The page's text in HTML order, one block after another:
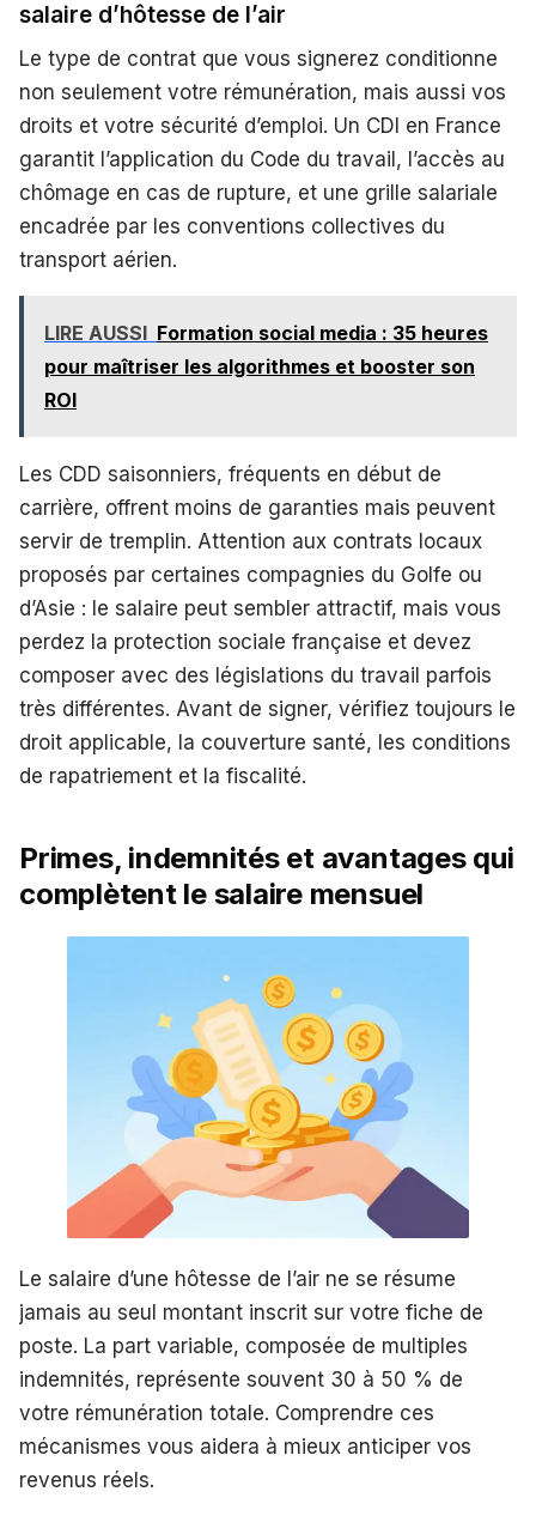
salaire d’hôtesse de l’air
Le type de contrat que vous signerez conditionne
non seulement votre rémunération, mais aussi vos
droits et votre sécurité d’emploi. Un CDI en France
garantit l’application du Code du travail, l’accès au
chômage en cas de rupture, et une grille salariale
encadrée par les conventions collectives du
transport aérien.
LIRE AUSSI Formation social media : 35 heures
pour maîtriser les algorithmes et booster son
ROI
Les CDD saisonniers, fréquents en début de
carrière, offrent moins de garanties mais peuvent
servir de tremplin. Attention aux contrats locaux
proposés par certaines compagnies du Golfe ou
d’Asie : le salaire peut sembler attractif, mais vous
perdez la protection sociale française et devez
composer avec des législations du travail parfois
très différentes. Avant de signer, vérifiez toujours le
droit applicable, la couverture santé, les conditions
de rapatriement et la fiscalité.
Primes, indemnités et avantages qui
complètent le salaire mensuel
Le salaire d’une hôtesse de l’air ne se résume
jamais au seul montant inscrit sur votre fiche de
poste. La part variable, composée de multiples
indemnités, représente souvent 30 à 50 % de
votre rémunération totale. Comprendre ces
mécanismes vous aidera à mieux anticiper vos
revenus réels.